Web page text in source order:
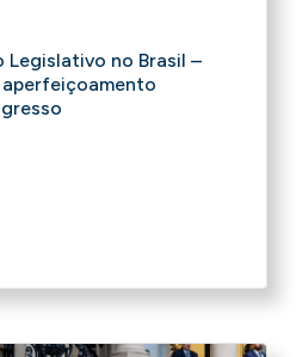
no Brasil –